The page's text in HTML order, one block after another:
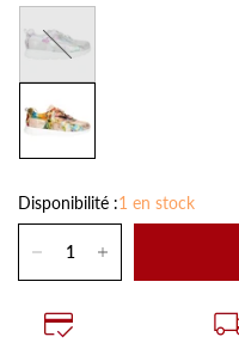
Disponibilité :1 en stock